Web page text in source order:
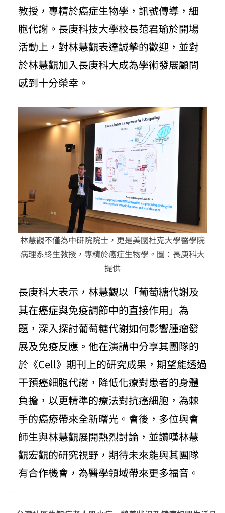
教授，專精於癌症生物學，訊號傳導，細
胞代謝。長庚科技大學校長范君瑜於開場
活動上，對林慧觀表達誠摯的歡迎，並對
於林慧觀加入長庚科大成為學術發展顧問
感到十分榮幸。
林慧觀不僅為中研院院士，更是美國杜克大學醫學院
病理系終生教授，專精於癌症生物學。圖：長庚科大
提供
長庚科大表示，林慧觀以「葡萄糖代謝及
其在癌症與免疫調節中的直接作用」為
題，深入探討葡萄糖代謝如何影響腫瘤發
展及免疫反應。他在演講中分享其團隊的
於《Cell》期刊上的研究成果，期望能透過
干預癌細胞代謝，降低化療對患者的身體
負擔，以更精準的療法對抗癌細胞，為棘
手的癌療帶來全新曙光。會後，多位與會
師生與林慧觀展開熱烈討論，並讚嘆林慧
觀宏觀的研究視野，期待未來能與其團隊
有合作機會，為醫學領域帶來更多福音。